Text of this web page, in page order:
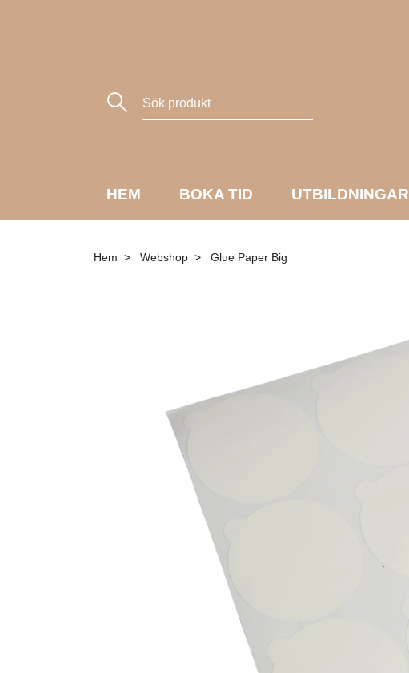
HEM BOKA TID UTBILDNINGAR
Hem Webshop Glue Paper Big